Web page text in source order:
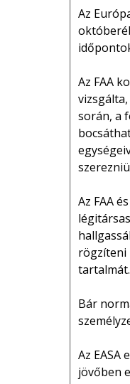
Az
Az FAA
során, a
Az FAA
rögzíteni
tartalmát.
Bár
Az
jövőben